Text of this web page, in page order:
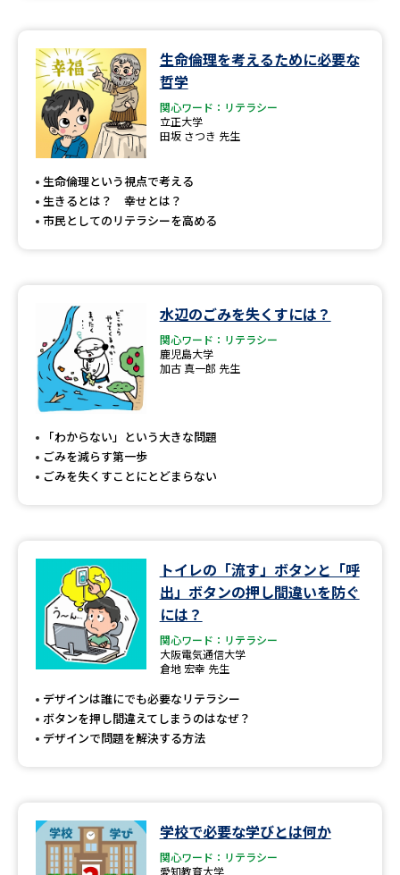
データサイエンス特集 奨学金・特待生制度特集
デジタルパンフレット 進路の３択
新学年スタート号特集ページ
（高3生用）
SELFBRAND特集ページ
オープンキャンパス検索 実施プログラムから探す
来場型・Web型イベント特集 夢ナビライブ
受験準備
先輩が入学を決めた理由 テレメール全国一斉進学調査
新生活お役立ちガイド
学問発見
学問のミニ講義「夢ナビ講義」 学問分野解説
生命倫理を考えるために必要な
哲学
関心ワード：リテラシー
立正大学
田坂 さつき 先生
生命倫理という視点で考える
生きるとは？ 幸せとは？
市民としてのリテラシーを高める
水辺のごみを失くすには？
関心ワード：リテラシー
鹿児島大学
加古 真一郎 先生
「わからない」という大きな問題
ごみを減らす第一歩
ごみを失くすことにとどまらない
トイレの「流す」ボタンと「呼
出」ボタンの押し間違いを防ぐ
には？
関心ワード：リテラシー
大阪電気通信大学
倉地 宏幸 先生
デザインは誰にでも必要なリテラシー
ボタンを押し間違えてしまうのはなぜ？
デザインで問題を解決する方法
学校で必要な学びとは何か
関心ワード：リテラシー
愛知教育大学